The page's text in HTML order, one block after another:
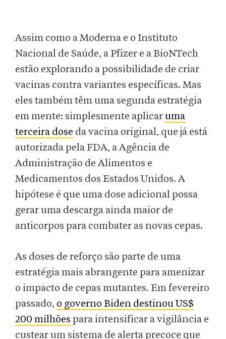
Assim como a Moderna e o Instituto
Nacional de Saúde, a Pfizer e a BioNTech
estão explorando a possibilidade de criar
vacinas contra variantes específicas. Mas
eles também têm uma segunda estratégia
em mente: simplesmente aplicaruma
terceira dose da vacina original, que já está
autorizada pela FDA, a Agência de
Administração de Alimentos e
Medicamentos dos Estados Unidos. A
hipótese é que uma dose adicional possa
gerar uma descarga ainda maior de
anticorpos para combater as novas cepas.
As doses de reforço são parte de uma
estratégia mais abrangente para amenizar
o impacto de cepas mutantes. Em fevereiro
passado, o governo Biden destinou US$
200 milhões para intensificar a vigilância e
custear um sistema de alerta precoce que